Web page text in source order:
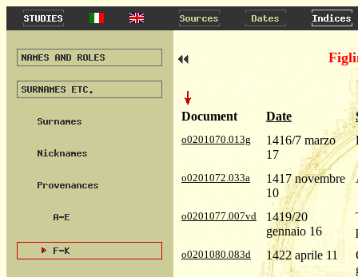
Document Date
o0201070.013g
1416/7 marzo
17
o0201072.033a
1417 novembre
10
o0201077.007vd
1419/20
gennaio 16
o0201080.083d 1422 aprile 11